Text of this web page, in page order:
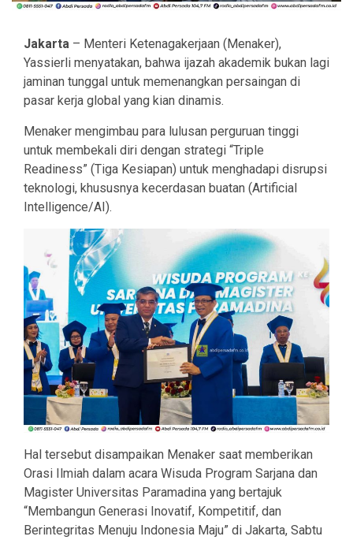
Jakarta – Menteri Ketenagakerjaan (Menaker),
Yassierli menyatakan, bahwa ijazah akademik bukan lagi
jaminan tunggal untuk memenangkan persaingan di
pasar kerja global yang kian dinamis.
Menaker mengimbau para lulusan perguruan tinggi
untuk membekali diri dengan strategi “Triple
Readiness” (Tiga Kesiapan) untuk menghadapi disrupsi
teknologi, khususnya kecerdasan buatan (Artificial
Intelligence/AI).
Hal tersebut disampaikan Menaker saat memberikan
Orasi Ilmiah dalam acara Wisuda Program Sarjana dan
Magister Universitas Paramadina yang bertajuk
“Membangun Generasi Inovatif, Kompetitif, dan
Berintegritas Menuju Indonesia Maju” di Jakarta, Sabtu